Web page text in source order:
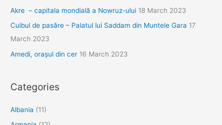
Akre – capitala mondială a Nowruz-ului 18 March 2023
Cuibul de pasăre – Palatul lui Saddam din Muntele Gara 17
March 2023
Amedi, orașul din cer 16 March 2023
Categories
Albania (11)